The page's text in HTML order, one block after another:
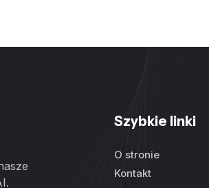
Szybkie linki
O stronie
Kontakt